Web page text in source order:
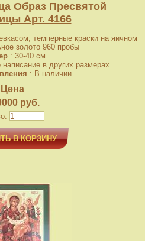
Образ Пресвятой
Арт. 4166
темперные краски на яичном
золото 960 пробы
: 30-40 см
в других размерах.
: В наличии
Цена
руб.
В КОРЗИНУ